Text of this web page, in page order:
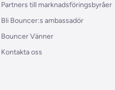
Partners till marknadsföringsbyråer
Bli Bouncer:s ambassadör
Bouncer Vänner
Kontakta oss